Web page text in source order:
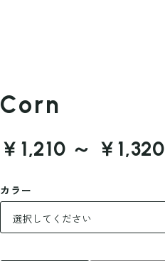
Corn
￥1,210 ～ ￥1,320
カラー